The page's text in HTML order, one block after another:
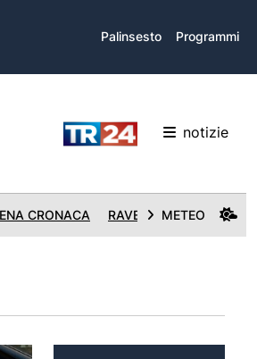
Palinsesto Programmi
notizie
CRONACA RAVENNA CRONACA
METEO